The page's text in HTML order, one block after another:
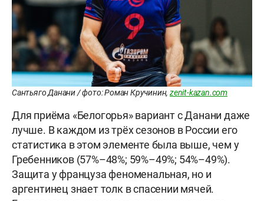
Сантьяго Данани / фото: Роман Кручинин,zenit-kazan.com
Для приёма «Белогорья» вариант с Данани даже
лучше. В каждом из трёх сезонов в России его
статистика в этом элементе была выше, чем у
Гребенников (57%–48%; 59%–49%; 54%–49%).
Защита у француза феноменальная, но и
аргентинец знает толк в спасении мячей.